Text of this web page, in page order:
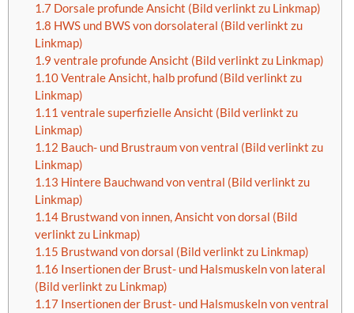
1.7Dorsale profunde Ansicht (Bild verlinkt zu Linkmap)
1.8 HWS und BWS von dorsolateral (Bild verlinkt zu
Linkmap)
1.9 ventrale profunde Ansicht (Bild verlinkt zu Linkmap)
1.10Ventrale Ansicht, halb profund (Bild verlinkt zu
Linkmap)
1.11 ventrale superfizielle Ansicht (Bild verlinkt zu
Linkmap)
1.12 Bauch- und Brustraum von ventral (Bild verlinkt zu
Linkmap)
1.13 Hintere Bauchwand von ventral (Bild verlinkt zu
Linkmap)
1.14Brustwand von innen, Ansicht von dorsal (Bild
verlinkt zu Linkmap)
1.15 Brustwand von dorsal (Bild verlinkt zu Linkmap)
1.16 Insertionen der Brust- und Halsmuskeln von lateral
(Bild verlinkt zu Linkmap)
1.17Insertionen der Brust- und Halsmuskeln von ventral